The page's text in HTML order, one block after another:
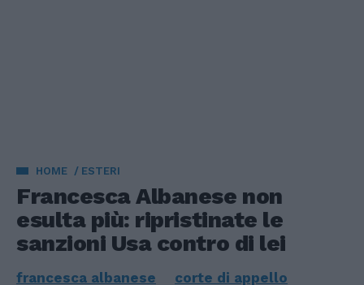
HOME ESTERI
Francesca Albanese non
esulta più: ripristinate le
sanzioni Usa contro di lei
francesca albanese
corte di appello